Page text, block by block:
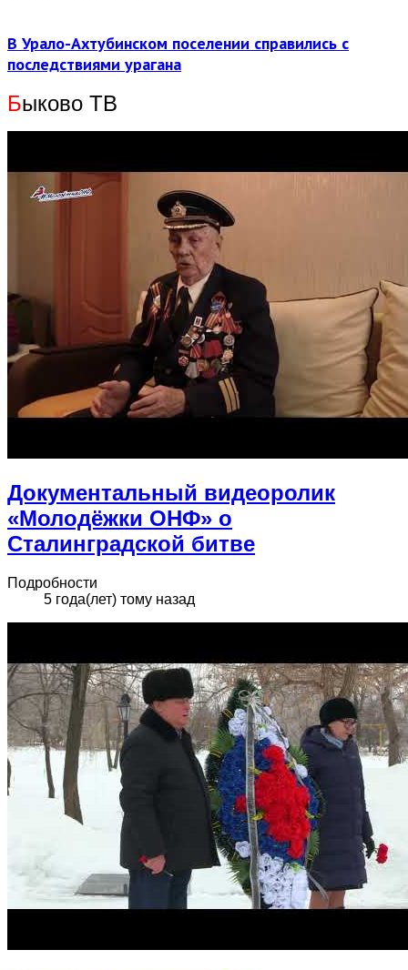
В Урало-Ахтубинском поселении справились с
последствиями урагана
Быково ТВ
Документальный видеоролик
«Молодёжки ОНФ» о
Сталинградской битве
Подробности
5 года(лет) тому назад